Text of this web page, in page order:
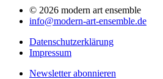
© 2026 modern art ensemble
info@modern-art-ensemble.de
Datenschutzerklärung
Impressum
Newsletter abonnieren